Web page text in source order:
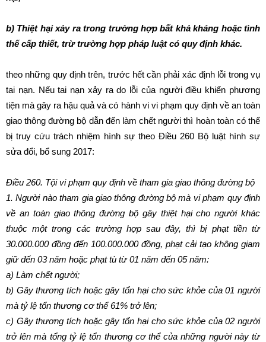
b) Thiệt hại xảy ra trong trường hợp bất khả kháng hoặc tình
thế cấp thiết, trừ trường hợp pháp luật có quy định khác.
theo những quy định trên, trước hết cần phải xác định lỗi trong vụ
tai nạn. Nếu tai nạn xảy ra do lỗi của người điều khiển phương
tiện mà gây ra hậu quả và có hành vi vi phạm quy định về an toàn
giao thông đường bộ dẫn đến làm chết người thì hoàn toàn có thể
bị truy cứu trách nhiệm hình sự theo Điều 260 Bộ luật hình sự
sửa đổi, bổ sung 2017:
Điều 260. Tội vi phạm quy định về tham gia giao thông đường bộ
1. Người nào tham gia giao thông đường bộ mà vi phạm quy định
về an toàn giao thông đường bộ gây thiệt hại cho người khác
thuộc một trong các trường hợp sau đây, thì bị phạt tiền từ
30.000.000 đồng đến 100.000.000 đồng, phạt cải tạo không giam
giữ đến 03 năm hoặc phạt tù từ 01 năm đến 05 năm:
a) Làm chết người;
b) Gây thương tích hoặc gây tổn hại cho sức khỏe của 01 người
mà tỷ lệ tổn thương cơ thể 61% trở lên;
c) Gây thương tích hoặc gây tổn hại cho sức khỏe của 02 người
trở lên mà tổng tỷ lệ tổn thương cơ thể của những người này từ